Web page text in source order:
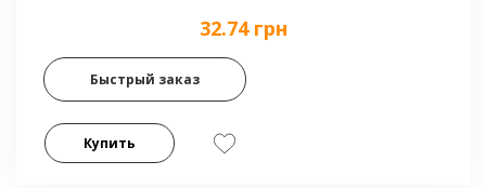
32.74 грн
Быстрый заказ
Купить